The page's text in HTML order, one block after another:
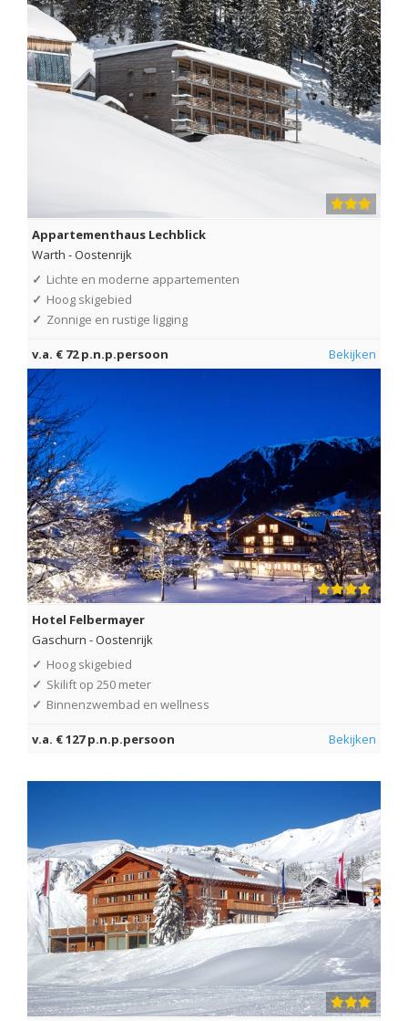
Appartementhaus Lechblick
Warth -Oostenrijk
✓ Lichte en moderne appartementen
✓ Hoog skigebied
✓ Zonnige en rustige ligging
v.a. € 72 p.n.p.persoon Bekijken
Hotel Felbermayer
Gaschurn -Oostenrijk
✓ Hoog skigebied
✓ Skilift op 250 meter
✓ Binnenzwembad en wellness
v.a. € 127 p.n.p.persoon Bekijken